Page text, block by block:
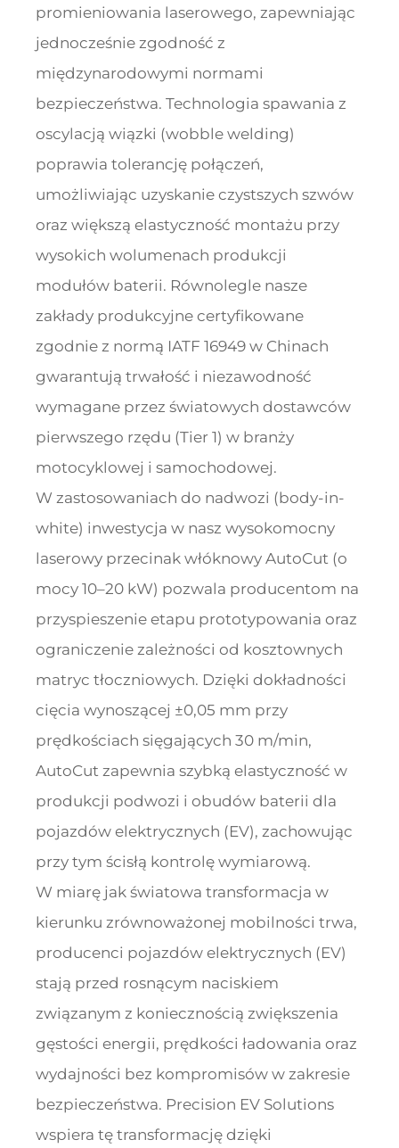
promieniowania laserowego, zapewniając
jednocześnie zgodność z
międzynarodowymi normami
bezpieczeństwa. Technologia spawania z
oscylacją wiązki (wobble welding)
poprawia tolerancję połączeń,
umożliwiając uzyskanie czystszych szwów
oraz większą elastyczność montażu przy
wysokich wolumenach produkcji
modułów baterii. Równolegle nasze
zakłady produkcyjne certyfikowane
zgodnie z normą IATF 16949 w Chinach
gwarantują trwałość i niezawodność
wymagane przez światowych dostawców
pierwszego rzędu (Tier 1) w branży
motocyklowej i samochodowej.
W zastosowaniach do nadwozi (body-in-
white) inwestycja w nasz wysokomocny
laserowy przecinak włóknowy AutoCut (o
mocy 10–20 kW) pozwala producentom na
przyspieszenie etapu prototypowania oraz
ograniczenie zależności od kosztownych
matryc tłoczniowych. Dzięki dokładności
cięcia wynoszącej ±0,05 mm przy
prędkościach sięgających 30 m/min,
AutoCut zapewnia szybką elastyczność w
produkcji podwozi i obudów baterii dla
pojazdów elektrycznych (EV), zachowując
przy tym ścisłą kontrolę wymiarową.
W miarę jak światowa transformacja w
kierunku zrównoważonej mobilności trwa,
producenci pojazdów elektrycznych (EV)
stają przed rosnącym naciskiem
związanym z koniecznością zwiększenia
gęstości energii, prędkości ładowania oraz
wydajności bez kompromisów w zakresie
bezpieczeństwa. Precision EV Solutions
wspiera tę transformację dzięki